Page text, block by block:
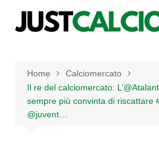
Home
Calciomercato
Il re del calciomercato:
sempre più convinta di riscattare
@juvent…